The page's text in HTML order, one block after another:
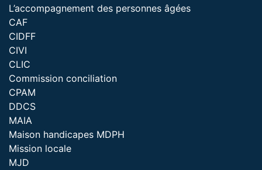
L’accompagnement des personnes âgées
CAF
CIDFF
CIVI
CLIC
Commission conciliation
CPAM
DDCS
MAIA
Maison handicapes MDPH
Mission locale
MJD